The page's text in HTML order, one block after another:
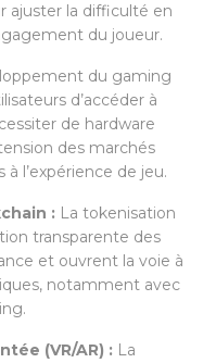
ajuster la difficulté en
du joueur.
du gaming
d’accéder à
de hardware
des marchés
l’expérience de jeu.
: La tokenisation
transparente des
et ouvrent la voie à
notamment avec
(VR/AR) : La